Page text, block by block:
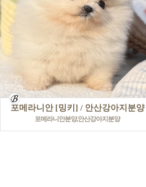
포메라니안 [밍키] / 안산강아지분양
포메라니안분양,안산강아지분양